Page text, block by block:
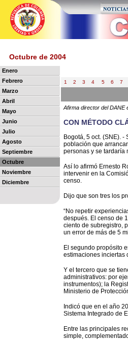
Octubre de 2004
Enero
Febrero
Marzo
Abril
Mayo
Junio
Julio
Agosto
Septiembre
Octubre
Noviembre
Diciembre
1 2 3 4 5 6 7
Afirma director del DANE
CON MÉTODO
Bogotá, 5 oct. (SNE).
población que
personas y se tardaría
Así lo afirmó Ernesto
intervenir en la
censo.
Dijo que son tres los
“No repetir
después. El censo de
ciento de subregistro,
un error de más de 5
El segundo propósito
estimaciones inciertas
Y el tercero que se
administrativos: por
instrumentos); la
Ministerio de
Indicó que en el año
Sistema Integrado de
Entre las principales
simple,